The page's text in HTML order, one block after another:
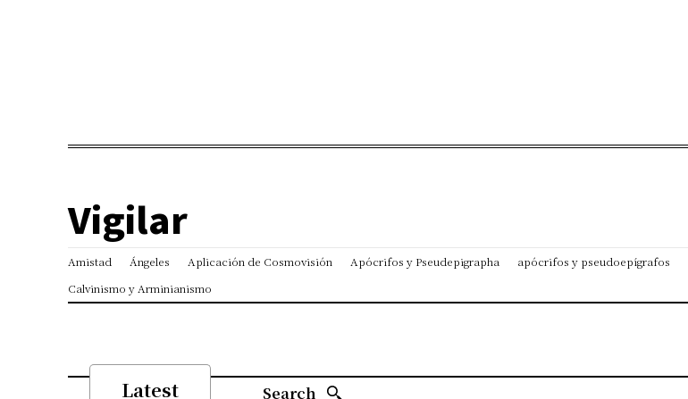
Vigilar
Amistad Ángeles Aplicación de Cosmovisión Apócrifos y Pseudepigrapha apócrifos y pseudoepígrafos
Calvinismo y Arminianismo
Latest Search